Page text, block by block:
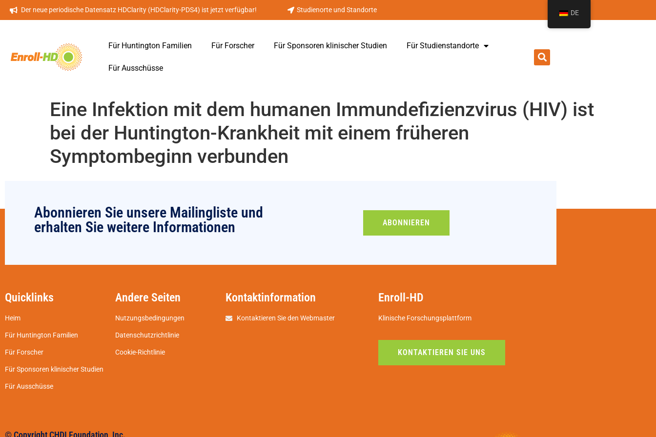
Der neue periodische Datensatz HDClarity (HDClarity-PDS4) ist jetzt verfügbar! Studienorte und Standorte
Für Huntington Familien Für Forscher Für Sponsoren klinischer Studien Für Studienstandorte
Für Ausschüsse
Eine Infektion mit dem humanen Immundefizienzvirus (HIV) ist
bei der Huntington-Krankheit mit einem früheren
Symptombeginn verbunden
Abonnieren Sie unsere Mailingliste und
erhalten Sie weitere Informationen
ABONNIEREN
Quicklinks
Heim
Für Huntington Familien
Für Forscher
Für Sponsoren klinischer Studien
Für Ausschüsse
Andere Seiten
Nutzungsbedingungen
Datenschutzrichtlinie
Cookie-Richtlinie
Kontaktinformation
Kontaktieren Sie den Webmaster
Enroll-HD
Klinische Forschungsplattform
KONTAKTIEREN SIE UNS
© Copyright CHDI Foundation, Inc.
DE